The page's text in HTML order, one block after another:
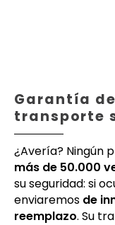
Garantía
transporte
¿Avería? Ningún
más de 50.000
su seguridad: si
enviaremos de
reemplazo. Su